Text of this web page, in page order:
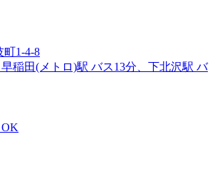
1-4-8
稲田(メトロ)駅 バス13分、下北沢駅 バ